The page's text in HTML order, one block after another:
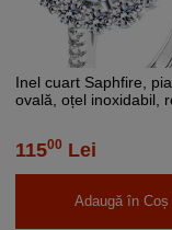
Inel cuart Saphfire,
ovală, oțel inoxidabil,
11500 Lei
Adaugă în Coș